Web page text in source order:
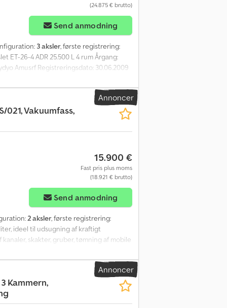
(24.875 € brutto)
Send anmodning
3 aksler, første registrering:
ET-26-4 ADR 25.500 L 4 rum Årgang:
Amusrf Registreringsdato: 30.06.2009
Mønster tilbage: 20%-40%-40%
Tankvolumen: 25.500 L Ruminddeling: 4
Annoncer
021, Vakuumfass,
15.900 €
Fast pris plus moms
(18.921 € brutto)
Send anmodning
2 aksler, første registrering:
ideel til udsugning af kraftigt
skakter, gruber, tømning af mobile
med 3500 liter luftydelse, B+S
0,8 bar, overtryk maks. 0,49 bar, beholder
uden ny TÜV-godkendelse. Hvis ny
Køretøjet kan være påført
Vi laver gerne et finansierings- eller
Annoncer
Kammern,